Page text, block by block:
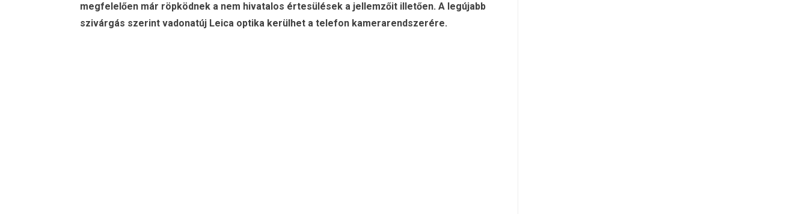
megfelelően már röpködnek a nem hivatalos értesülések a jellemzőit illetően. A legújabb
szivárgás szerint vadonatúj Leica optika kerülhet a telefon kamerarendszerére.